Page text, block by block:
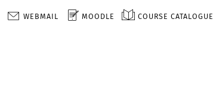
WEBMAIL MOODLE COURSE CATALOGUE